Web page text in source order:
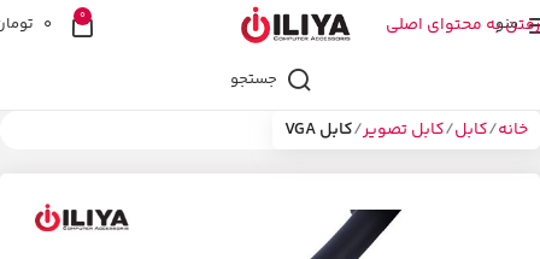
رفتن به محتوای اصلی
منو 0
0
جستجو
خانه کابل کابل تصویر کابل VGA